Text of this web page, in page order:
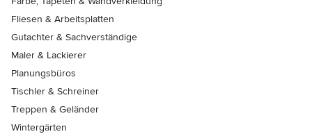
Fliesen & Arbeitsplatten
Gutachter & Sachverständige
Maler & Lackierer
Planungsbüros
Tischler & Schreiner
Treppen & Geländer
Wintergärten